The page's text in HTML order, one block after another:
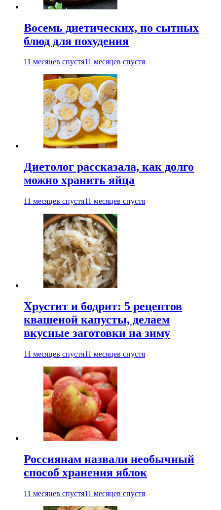
Восемь диетических, но сытных
блюд для похудения
11 месяцев спустя11 месяцев спустя
Диетолог рассказала, как долго
можно хранить яйца
11 месяцев спустя11 месяцев спустя
Хрустит и бодрит: 5 рецептов
квашеной капусты, делаем
вкусные заготовки на зиму
11 месяцев спустя11 месяцев спустя
Россиянам назвали необычный
способ хранения яблок
11 месяцев спустя11 месяцев спустя